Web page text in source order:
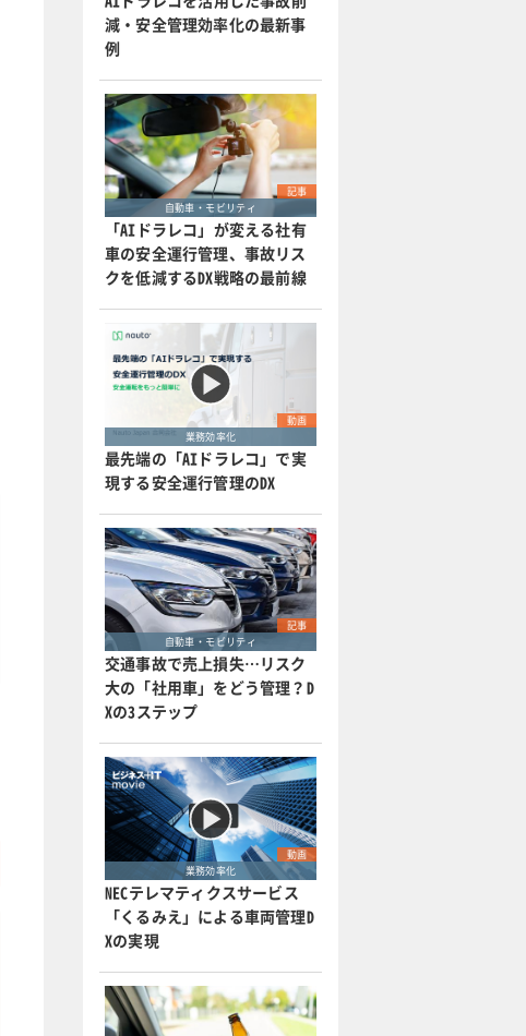
減・安全管理効率化の最新事
例
記事
自動車・モビリティ
「AIドラレコ」が変える社有
車の安全運行管理、事故リス
クを低減するDX戦略の最前線
動画
業務効率化
最先端の「AIドラレコ」で実
現する安全運行管理のDX
記事
自動車・モビリティ
交通事故で売上損失…リスク
大の「社用車」をどう管理？D
Xの3ステップ
動画
業務効率化
NECテレマティクスサービス
「くるみえ」による車両管理D
Xの実現